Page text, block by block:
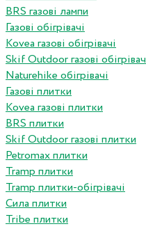
BRS газові лампи
Газові обігрівачі
Kovea газові обігрівачі
Skif Outdoor газові
Naturehike обігрівачі
Газові плитки
Kovea газові плитки
BRS плитки
Skif Outdoor газові плитки
Petromax плитки
Tramp плитки
Tramp плитки-обігрівачі
Сила плитки
Tribe плитки